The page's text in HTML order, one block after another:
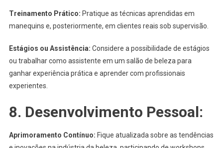
Treinamento Prático: Pratique as técnicas aprendidas em
manequins e, posteriormente, em clientes reais sob supervisão.
Estágios ou Assistência: Considere a possibilidade de estágios
ou trabalhar como assistente em um salão de beleza para
ganhar experiência prática e aprender com profissionais
experientes.
8. Desenvolvimento Pessoal:
Aprimoramento Contínuo: Fique atualizada sobre as tendências